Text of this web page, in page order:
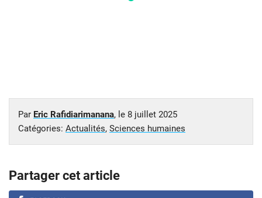
Par Eric Rafidiarimanana, le 8 juillet 2025
Catégories: Actualités, Sciences humaines
Partager cet article